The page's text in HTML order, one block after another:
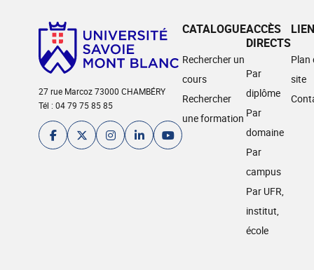
27 rue Marcoz 73000 CHAMBÉRY
Tél : 04 79 75 85 85
CATALOGUE
Rechercher un
cours
Rechercher
une formation
ACCÈS
DIRECTS
Par
diplôme
Par
domaine
Par
campus
Par UFR,
institut,
école
Plan
site